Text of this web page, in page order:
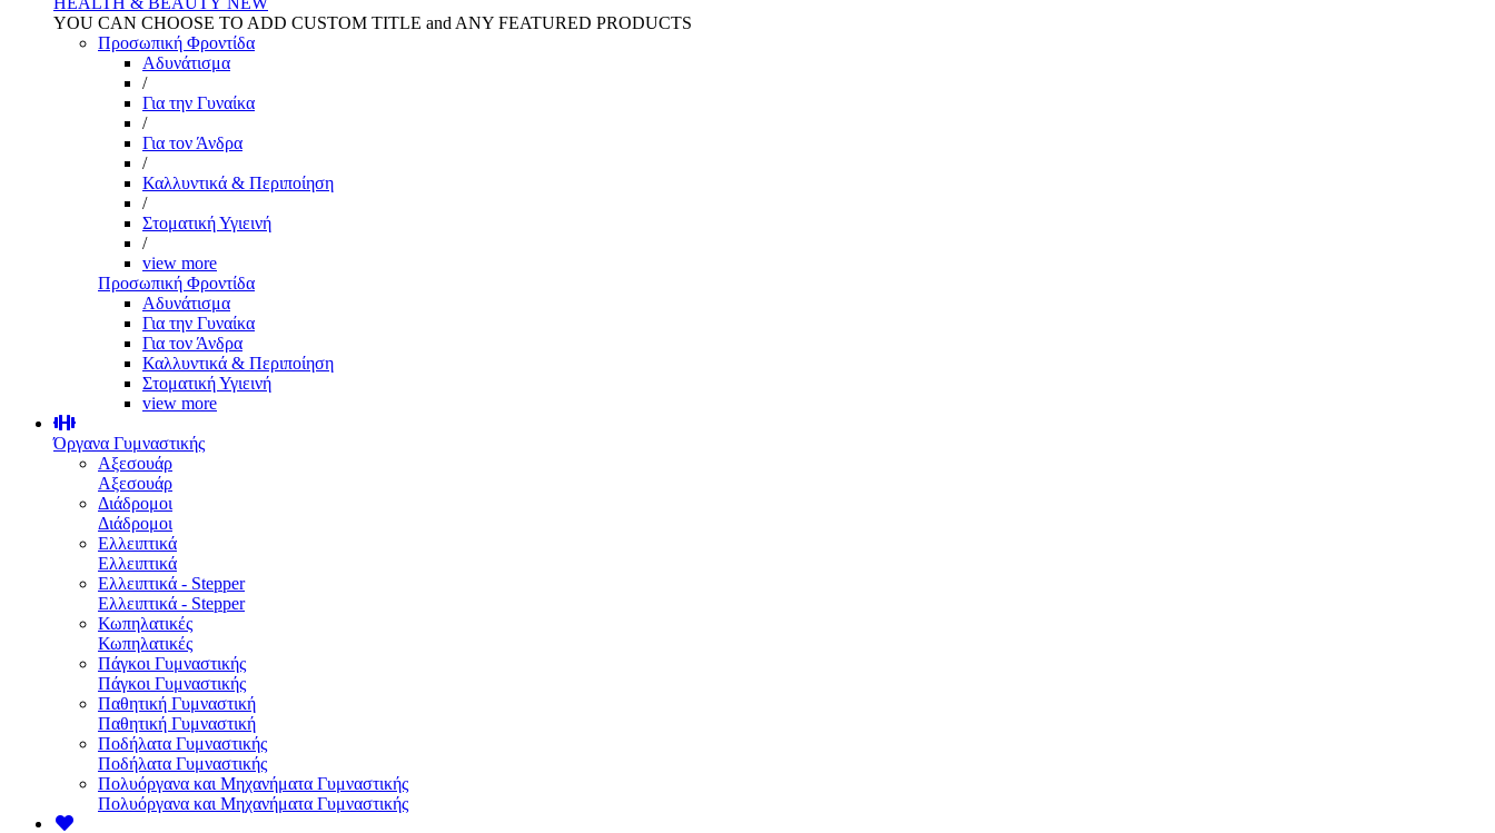
YOU CAN CHOOSE TO ADD CUSTOM TITLE and ANY FEATURED PRODUCTS
Προσωπική Φροντίδα
Αδυνάτισμα
/
Για την Γυναίκα
/
Για τον Άνδρα
/
Καλλυντικά & Περιποίηση
/
Στοματική Υγιεινή
/
view more
Προσωπική Φροντίδα
Αδυνάτισμα
Για την Γυναίκα
Για τον Άνδρα
Καλλυντικά & Περιποίηση
Στοματική Υγιεινή
view more
Όργανα Γυμναστικής
Αξεσουάρ
Αξεσουάρ
Διάδρομοι
Διάδρομοι
Ελλειπτικά
Ελλειπτικά
Ελλειπτικά - Stepper
Ελλειπτικά - Stepper
Κωπηλατικές
Κωπηλατικές
Πάγκοι Γυμναστικής
Πάγκοι Γυμναστικής
Παθητική Γυμναστική
Παθητική Γυμναστική
Ποδήλατα Γυμναστικής
Ποδήλατα Γυμναστικής
Πολυόργανα και Μηχανήματα Γυμναστικής
Πολυόργανα και Μηχανήματα Γυμναστικής